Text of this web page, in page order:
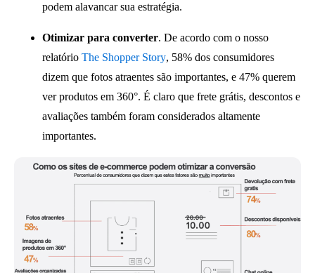
podem alavancar sua estratégia.
Otimizar para converter. De acordo com o nosso
relatório The Shopper Story, 58% dos consumidores
dizem que fotos atraentes são importantes, e 47% querem
ver produtos em 360°. É claro que frete grátis, descontos e
avaliações também foram considerados altamente
importantes.